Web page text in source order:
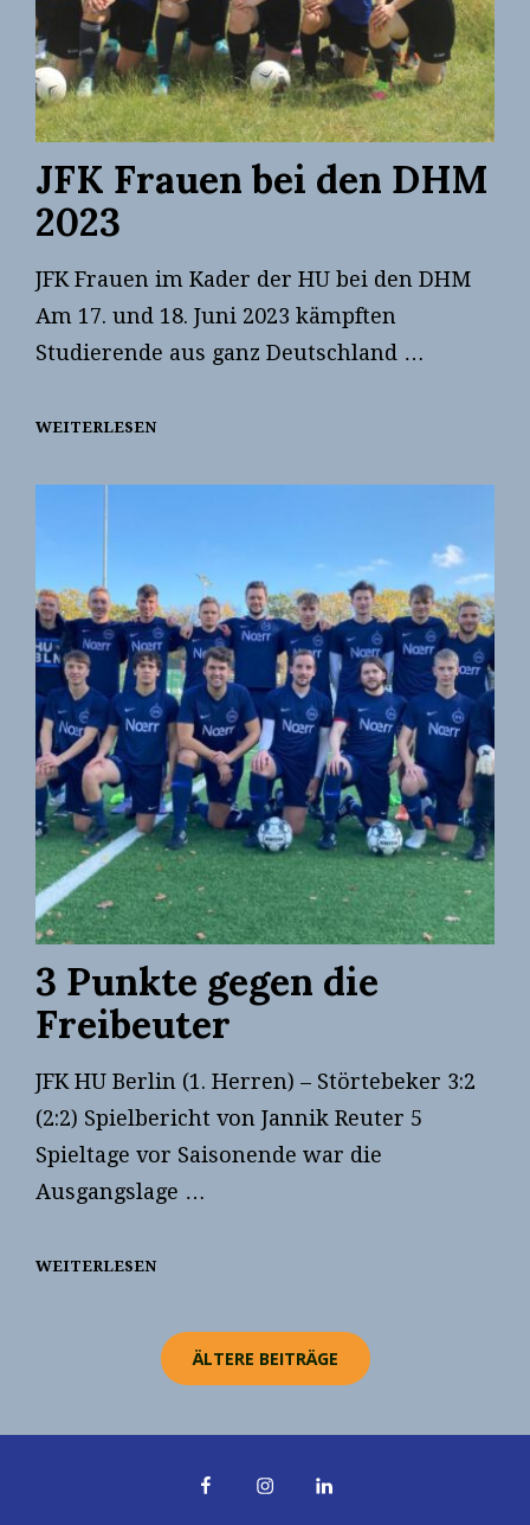
JFK Frauen bei den DHM
2023
JFK Frauen im Kader der HU bei den DHM
Am 17. und 18. Juni 2023 kämpften
Studierende aus ganz Deutschland …
WEITERLESENJFK
DEN
3 Punkte gegen die
Freibeuter
JFK HU Berlin (1. Herren) – Störtebeker 3:2
(2:2) Spielbericht von Jannik Reuter 5
Spieltage vor Saisonende war die
Ausgangslage …
WEITERLESEN3
FREIBEUTER
ÄLTERE BEITRÄGE
FacebookInstagramLinkedIn